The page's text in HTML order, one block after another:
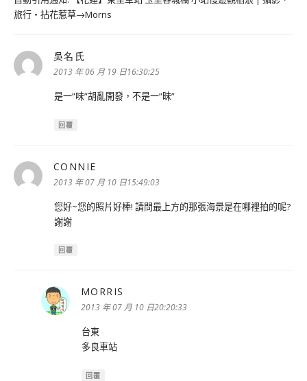
旅行‧拈花惹草→Morris
吳名氏
示:
2013 年 06 月 19 日16:30:25
是一”味”胡亂開發，不是一”昧”
回覆
CONNIE
示:
2013 年 07 月 10 日15:49:03
您好~您的照片好棒! 請問最上方的那張海景是在哪裡拍的呢?
謝謝
回覆
MORRIS
示:
2013 年 07 月 10 日20:20:33
台東
多良車站
回覆